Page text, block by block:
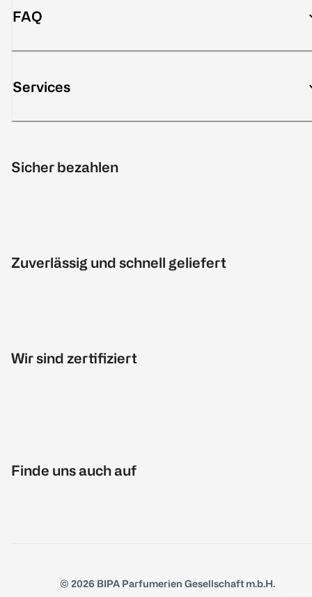
FAQ
Services
Sicher bezahlen
Zuverlässig und schnell geliefert
Wir sind zertifiziert
Finde uns auch auf
© 2026 BIPA Parfumerien Gesellschaft m.b.H.